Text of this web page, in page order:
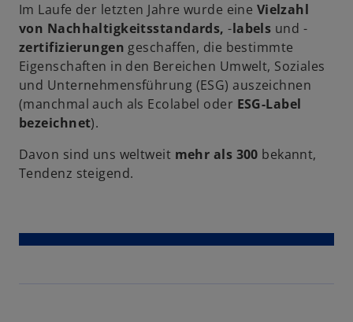
Im Laufe der letzten Jahre wurde eine Vielzahl
von Nachhaltigkeitsstandards, -labels und -
zertifizierungen geschaffen, die bestimmte
Eigenschaften in den Bereichen Umwelt, Soziales
und Unternehmensführung (ESG) auszeichnen
(manchmal auch als Ecolabel oder ESG-Label
bezeichnet).
Davon sind uns weltweit mehr als 300 bekannt,
Tendenz steigend.